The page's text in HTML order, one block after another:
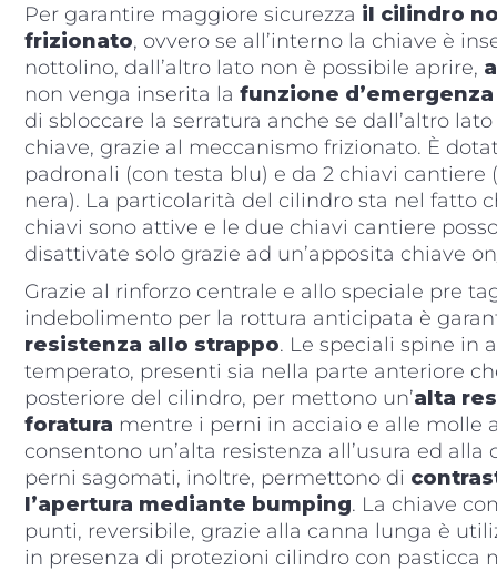
Per garantire maggiore sicurezza il cilindro
frizionato, ovvero se all’interno la chiave è
nottolino, dall’altro lato non è possibile aprire,
non venga inserita lafunzione d’emergenza
di sbloccare la serratura anche se dall’altro
chiave, grazie al meccanismo frizionato. È
padronali (con testa blu) e da 2 chiavi cantiere
nera). La particolarità del cilindro sta nel fatto
chiavi sono attive e le due chiavi cantiere
disattivate solo grazie ad un’apposita chiave
Grazie al rinforzo centrale e allo speciale pre
indebolimento per la rottura anticipata è
resistenza allo strappo. Le speciali spine in
temperato, presenti sia nella parte anteriore
posteriore del cilindro, per mettono un’alta
foratura mentre i perni in acciaio e alle molle
consentono un’alta resistenza all’usura ed alla
perni sagomati, inoltre, permettono di
l’apertura mediante bumping. La chiave
punti, reversibile, grazie alla canna lunga è
in presenza di protezioni cilindro con pasticca